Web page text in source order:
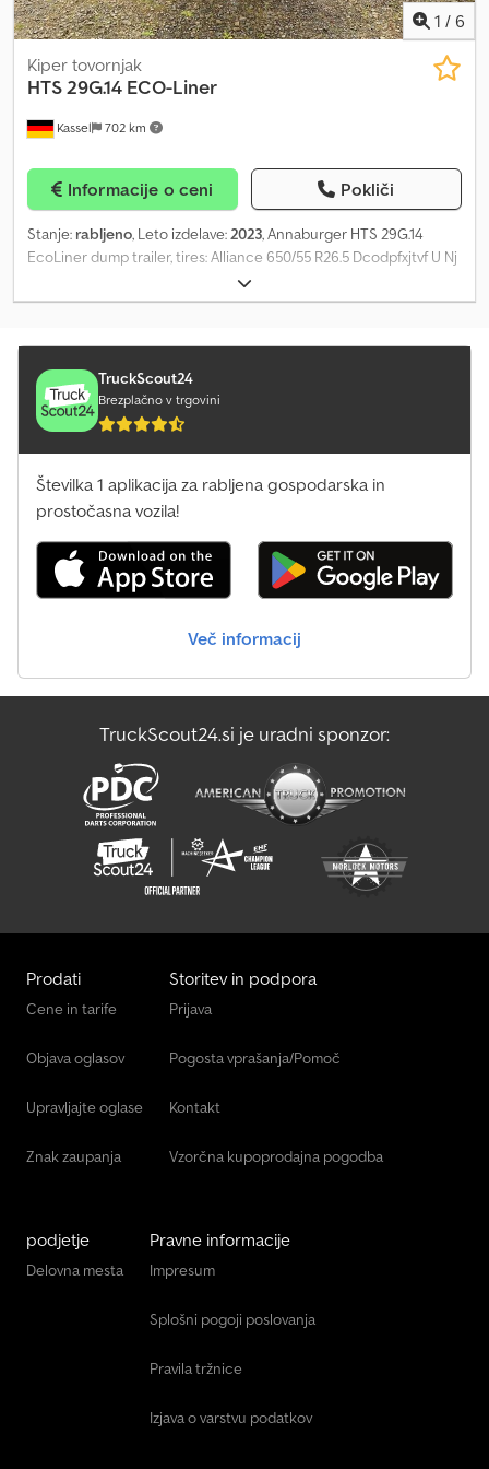
naše strokovno osebje – z veseljem vam svetujemo.
1 / 6
Kassel 702 km
Kiper tovornjak
HTS 29G.14 ECO-Liner
Informacije o ceni Pokliči
Stanje: rabljeno, Leto izdelave:2023, Annaburger HTS 29G.14
EcoLiner dump trailer, tires: Alliance 650/55 R26.5 Dcodpfxjtvf U Nj
TruckScout24
Brezplačno v trgovini
Številka 1 aplikacija za rabljena gospodarska in
prostočasna vozila!
Več informacij
TruckScout24.si je uradni sponzor:
Prodati
Cene in tarife
Objava oglasov
Upravljajte oglase
Znak zaupanja
Storitev in podpora
Prijava
Pogosta vprašanja/Pomoč
Kontakt
Vzorčna kupoprodajna pogodba
podjetje
Delovna mesta
Pravne informacije
Impresum
Splošni pogoji poslovanja
Pravila tržnice
Izjava o varstvu podatkov